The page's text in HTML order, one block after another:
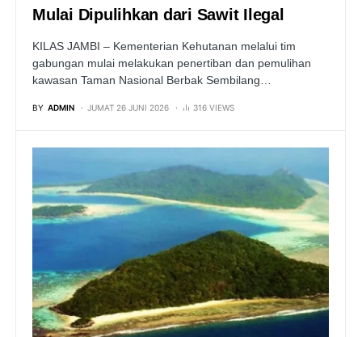
Mulai Dipulihkan dari Sawit Ilegal
KILAS JAMBI – Kementerian Kehutanan melalui tim
gabungan mulai melakukan penertiban dan pemulihan
kawasan Taman Nasional Berbak Sembilang…
BY ADMIN JUMAT 26 JUNI 2026 316 VIEWS